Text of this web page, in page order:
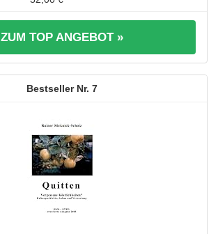
ZUM TOP ANGEBOT »
7